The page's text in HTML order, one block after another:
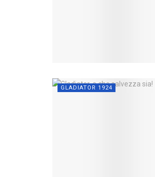
GLADIATOR 1924